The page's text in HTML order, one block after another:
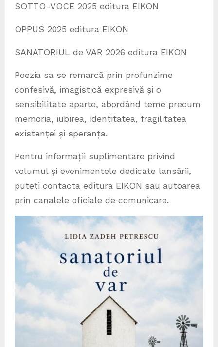
SOTTO-VOCE 2025 editura EIKON
OPPUS 2025 editura EIKON
SANATORIUL de VAR 2026 editura EIKON
Poezia sa se remarcă prin profunzime
confesivă, imagistică expresivă și o
sensibilitate aparte, abordând teme precum
memoria, iubirea, identitatea, fragilitatea
existenței și speranța.
Pentru informații suplimentare privind
volumul și evenimentele dedicate lansării,
puteți contacta editura EIKON sau autoarea
prin canalele oficiale de comunicare.